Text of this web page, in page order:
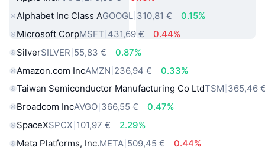
Alphabet Inc Class AGOOGL 310,81 €
0.15%
Microsoft CorpMSFT 431,69 €
0.44%
SilverSILVER 55,83 €
0.87%
Amazon.com IncAMZN 236,94 €
0.33%
Taiwan Semiconductor Manufacturing Co LtdTSM 365,46
Broadcom IncAVGO 366,55 €
0.47%
SpaceXSPCX 101,97 €
2.29%
Meta Platforms, Inc.META 509,45 €
0.44%